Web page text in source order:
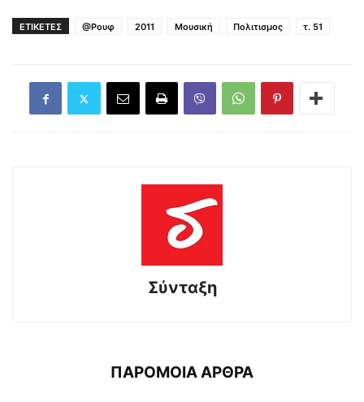
ΕΤΙΚΕΤΕΣ @Ρουφ 2011 Μουσική Πολιτισμος τ. 51
Σύνταξη
ΠΑΡΟΜΟΙΑ ΑΡΘΡΑ